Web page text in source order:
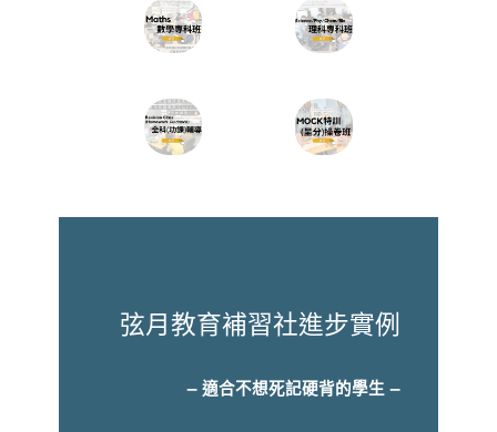
弦月教育補習社進步實例
– 適合不想死記硬背的學生 –